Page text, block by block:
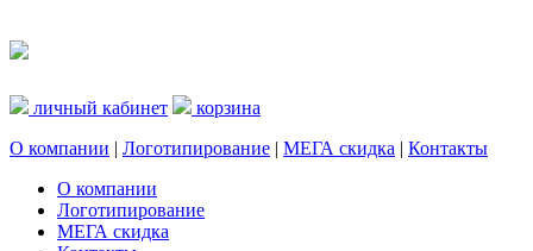
личный кабинет
корзина
О компании | Логотипирование | МЕГА скидка | Контакты
О компании
Логотипирование
МЕГА скидка